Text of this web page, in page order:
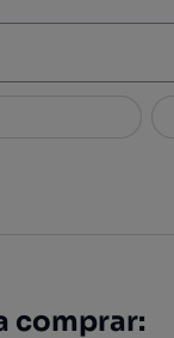
comprar: